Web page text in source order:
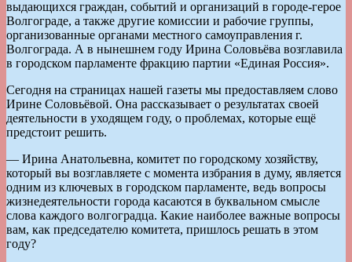
выдающихся граждан, событий и организаций в городе-герое
Волгограде, а также другие комиссии и рабочие группы,
организованные органами местного самоуправления г.
Волгограда. А в нынешнем году Ирина Соловьёва возглавила
в городском парламенте фракцию партии «Единая Россия».
Сегодня на страницах нашей газеты мы предоставляем слово
Ирине Соловьёвой. Она рассказывает о результатах своей
деятельности в уходящем году, о проблемах, которые ещё
предстоит решить.
— Ирина Анатольевна, комитет по городскому хозяйству,
который вы возглавляете с момента избрания в думу, является
одним из ключевых в городском парламенте, ведь вопросы
жизнедеятельности города касаются в буквальном смысле
слова каждого волгоградца. Какие наиболее важные вопросы
вам, как председателю комитета, пришлось решать в этом
году?